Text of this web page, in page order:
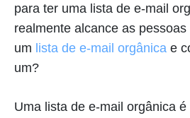
para ter uma lista de e-mail
realmente alcance as
um lista de e-mail orgânica e
um?
Uma lista de e-mail orgânica